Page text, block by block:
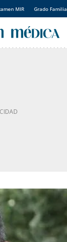
MIR Grado Familia